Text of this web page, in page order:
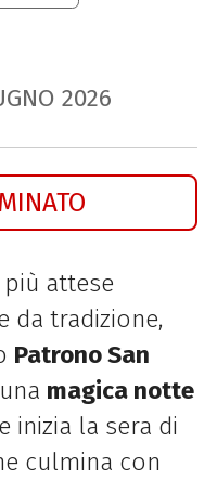
2026
attese
da tradizione,
Patrono San
magica notte
inizia la sera di
culmina con